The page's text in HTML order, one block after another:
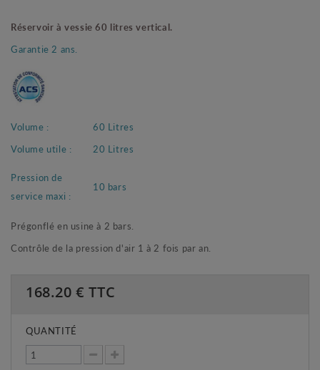
Réservoir à vessie 60 litres vertical.
Garantie 2 ans.
Volume :
Volume utile :
60 Litres
20 Litres
Pression de
service maxi :
10 bars
Prégonflé en usine à 2 bars.
Contrôle de la pression d'air 1 à 2 fois par an.
168.20 € TTC
QUANTITÉ